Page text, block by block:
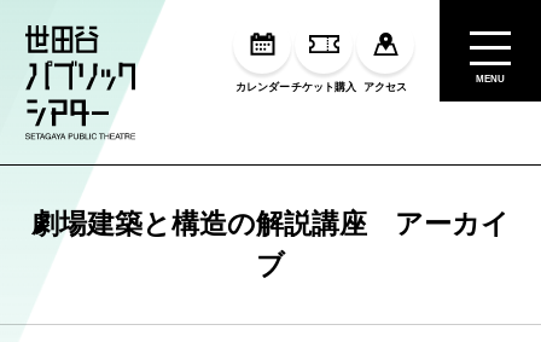
カレンダーチケット購入 アクセス
MENU
劇場建築と構造の解説講座 アーカイ
ブ